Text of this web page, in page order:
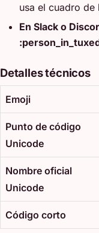
usa el cuadro de
En Slack o
Detalles técnicos
Emoji
Punto de código
Unicode
Nombre oficial
Unicode
Código corto